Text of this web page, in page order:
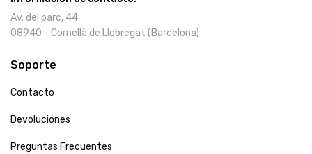
Av. del parc, 44
08940 - Cornellà de Llobregat (Barcelona)
Soporte
Contacto
Devoluciones
Preguntas Frecuentes